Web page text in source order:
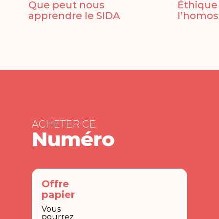
Que peut nous
apprendre le SIDA
ACHETER CE
Numéro
Offre
papier
Vous
pourrez